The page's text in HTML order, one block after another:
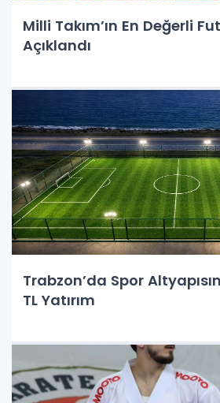
Milli Takım’ın En Değerli
Açıklandı
Trabzon’da Spor
TL Yatırım